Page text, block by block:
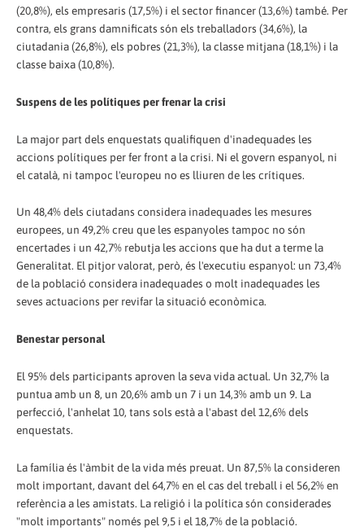
(20,8%), els empresaris (17,5%) i el sector financer (13,6%) també. Per
contra, els grans damnificats són els treballadors (34,6%), la
ciutadania (26,8%), els pobres (21,3%), la classe mitjana (18,1%) i la
classe baixa (10,8%).
Suspens de les polítiques per frenar la crisi
La major part dels enquestats qualifiquen d'inadequades les
accions polítiques per fer front a la crisi. Ni el govern espanyol, ni
el català, ni tampoc l'europeu no es lliuren de les crítiques.
Un 48,4% dels ciutadans considera inadequades les mesures
europees, un 49,2% creu que les espanyoles tampoc no són
encertades i un 42,7% rebutja les accions que ha dut a terme la
Generalitat. El pitjor valorat, però, és l'executiu espanyol: un 73,4%
de la població considera inadequades o molt inadequades les
seves actuacions per revifar la situació econòmica.
Benestar personal
El 95% dels participants aproven la seva vida actual. Un 32,7% la
puntua amb un 8, un 20,6% amb un 7 i un 14,3% amb un 9. La
perfecció, l'anhelat 10, tans sols està a l'abast del 12,6% dels
enquestats.
La família és l'àmbit de la vida més preuat. Un 87,5% la consideren
molt important, davant del 64,7% en el cas del treball i el 56,2% en
referència a les amistats. La religió i la política són considerades
"molt importants" només pel 9,5 i el 18,7% de la població.